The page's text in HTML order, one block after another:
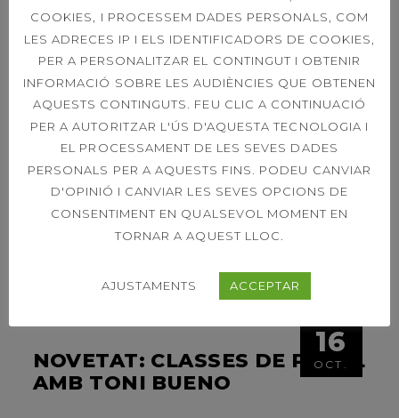
Ens fa molta il·lusió compartir amb vosaltres
que les obres de les noves pistes de pàdel i de
l’ampliació del pàrquings’han dut a terme dins el
termini previst d’execució de 6 mesos.
Per
mostrar-vos tot el procés, us deixem dos vídeos
en format timelapse que
LLEGIR MÉS
16
OCT.
NOVETAT: CLASSES DE PÀDEL
AMB TONI BUENO
COOKIES, I PROCESSEM DADES PERSONALS, COM
LES ADRECES IP I ELS IDENTIFICADORS DE COOKIES,
PER A PERSONALITZAR EL CONTINGUT I OBTENIR
INFORMACIÓ SOBRE LES AUDIÈNCIES QUE OBTENEN
AQUESTS CONTINGUTS. FEU CLIC A CONTINUACIÓ
PER A AUTORITZAR L'ÚS D'AQUESTA TECNOLOGIA I
EL PROCESSAMENT DE LES SEVES DADES
PERSONALS PER A AQUESTS FINS. PODEU CANVIAR
D'OPINIÓ I CANVIAR LES SEVES OPCIONS DE
CONSENTIMENT EN QUALSEVOL MOMENT EN
TORNAR A AQUEST LLOC.
AJUSTAMENTS ACCEPTAR